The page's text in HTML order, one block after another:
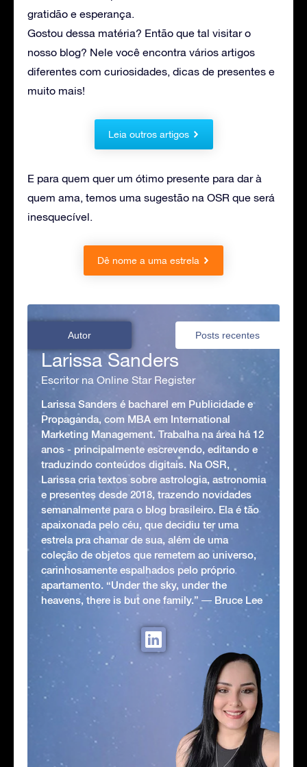
gratidão e esperança.
Gostou dessa matéria? Então que tal visitar o
nosso blog? Nele você encontra vários artigos
diferentes com curiosidades, dicas de presentes e
muito mais!
Leia outros artigos
E para quem quer um ótimo presente para dar à
quem ama, temos uma sugestão na OSR que será
inesquecível.
Dê nome a uma estrela
Autor Posts recentes
Larissa Sanders
Escritor na Online Star Register
Larissa Sanders é bacharel em Publicidade e
Propaganda, com MBA em International
Marketing Management. Trabalha na área há 12
anos - principalmente escrevendo, editando e
traduzindo conteúdos digitais. Na OSR,
Larissa cria textos sobre astrologia, astronomia
e presentes desde 2018, trazendo novidades
semanalmente para o blog brasileiro. Ela é tão
apaixonada pelo céu, que decidiu ter uma
estrela pra chamar de sua, além de uma
coleção de objetos que remetem ao universo,
carinhosamente espalhados pelo próprio
apartamento. “Under the sky, under the
heavens, there is but one family.” ― Bruce Lee